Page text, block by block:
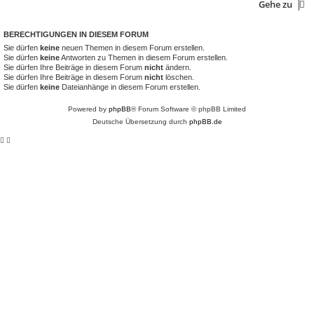
Gehe zu
BERECHTIGUNGEN IN DIESEM FORUM
Sie dürfen keine neuen Themen in diesem Forum erstellen.
Sie dürfen keineAntworten zu Themen in diesem Forum erstellen.
Sie dürfen Ihre Beiträge in diesem Forum nicht ändern.
Sie dürfen Ihre Beiträge in diesem Forum nicht löschen.
Sie dürfen keine Dateianhänge in diesem Forum erstellen.
Powered by phpBB® Forum Software © phpBB Limited
Deutsche Übersetzung durch phpBB.de